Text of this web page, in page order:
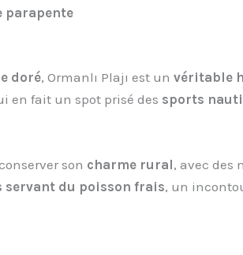
parapente
doré, Ormanlı Plajı est unvéritable
en fait un spot prisé des sports
son charme rural, avec des
servant du poisson frais, un